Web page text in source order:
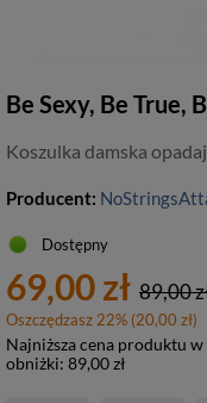
Be Sexy, Be True,
Koszulka damska
Producent:
Dostępny
69,00 zł 89,00
Oszczędzasz 22% (20,00 zł)
Najniższa cena produktu
obniżki: 89,00 zł